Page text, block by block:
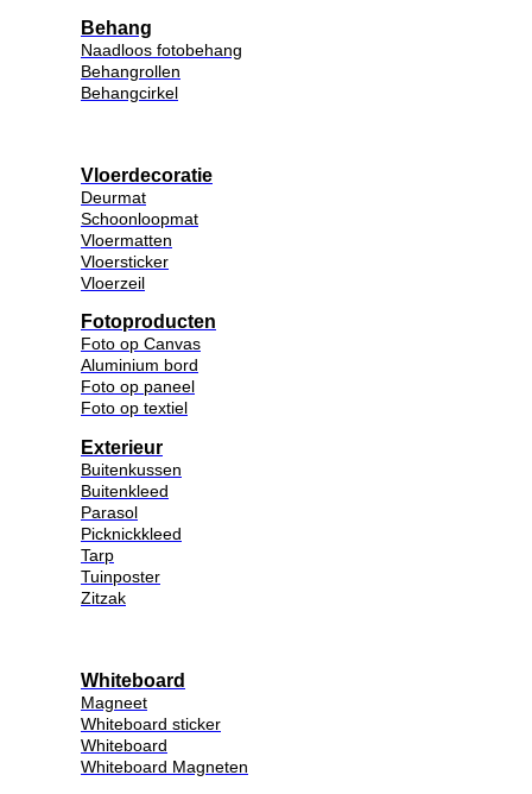
Behang
Naadloos fotobehang
Behangrollen
Behangcirkel
Vloerdecoratie
Deurmat
Schoonloopmat
Vloermatten
Vloersticker
Vloerzeil
Fotoproducten
Foto op Canvas
Aluminium bord
Foto op paneel
Foto op textiel
Exterieur
Buitenkussen
Buitenkleed
Parasol
Picknickkleed
Tarp
Tuinposter
Zitzak
Whiteboard
Magneet
Whiteboard sticker
Whiteboard
Whiteboard Magneten